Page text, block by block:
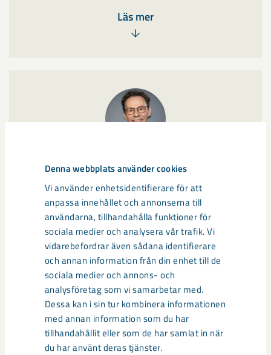
Denna webbplats använder cookies
Vi använder enhetsidentifierare för att
anpassa innehållet och annonserna till
användarna, tillhandahålla funktioner för
sociala medier och analysera vår trafik. Vi
vidarebefordrar även sådana identifierare
och annan information från din enhet till de
sociala medier och annons- och
analysföretag som vi samarbetar med.
Dessa kan i sin tur kombinera informationen
med annan information som du har
tillhandahållit eller som de har samlat in när
du har använt deras tjänster.
Läs mer
Jan Öhman
Ledamot
Läs mer